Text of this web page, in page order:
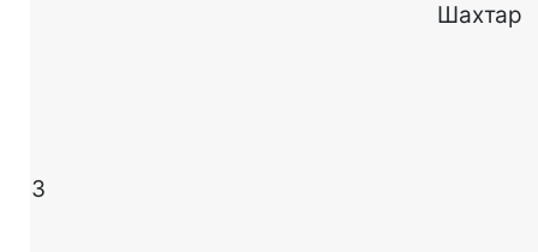
3
Шахтар